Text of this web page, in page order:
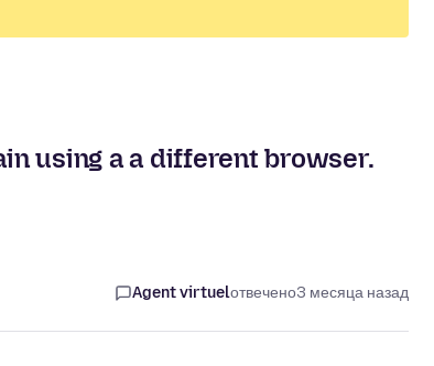
using a a different browser.
Agent virtuelотвечено3 месяца назад